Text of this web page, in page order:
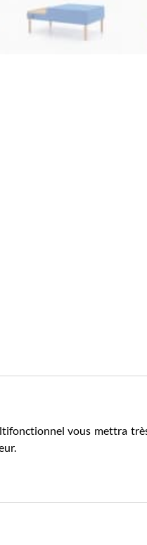
vous mettra